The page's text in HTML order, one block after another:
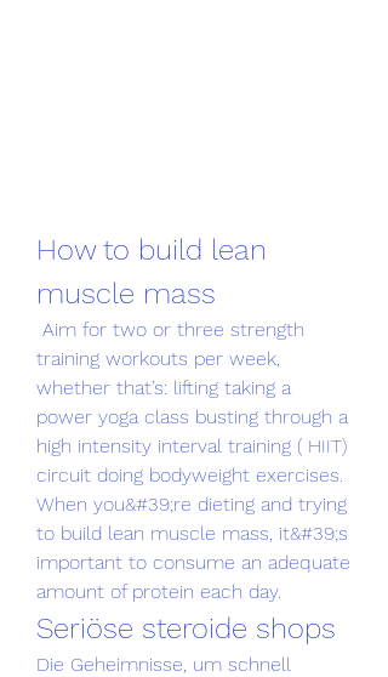
How to build lean
muscle mass
training workouts per week,
whether that’s: lifting taking a
power yoga class busting through a
high intensity interval training ( HIIT)
circuit doing bodyweight exercises.
When you&#39;re dieting and trying
to build lean muscle mass, it&#39;s
important to consume an adequate
amount of protein each day.
Seriöse steroide shops
Die Geheimnisse, um schnell